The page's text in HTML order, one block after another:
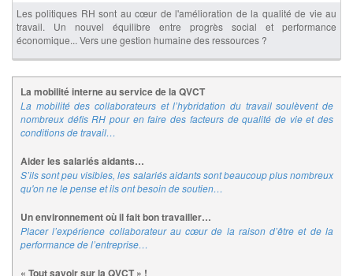
Les politiques RH sont au cœur de l'amélioration de la qualité de vie au
travail. Un nouvel équilibre entre progrès social et performance
économique... Vers une gestion humaine des ressources ?
La mobilité interne au service de la QVCT
La mobilité des collaborateurs et l’hybridation du travail soulèvent de
nombreux défis RH pour en faire des facteurs de qualité de vie et des
conditions de travail…
Aider les salariés aidants…
S’ils sont peu visibles, les salariés aidants sont beaucoup plus nombreux
qu'on ne le pense et ils ont besoin de soutien…
Un environnement où il fait bon travailler…
Placer l’expérience collaborateur au cœur de la raison d’être et de la
performance de l’entreprise…